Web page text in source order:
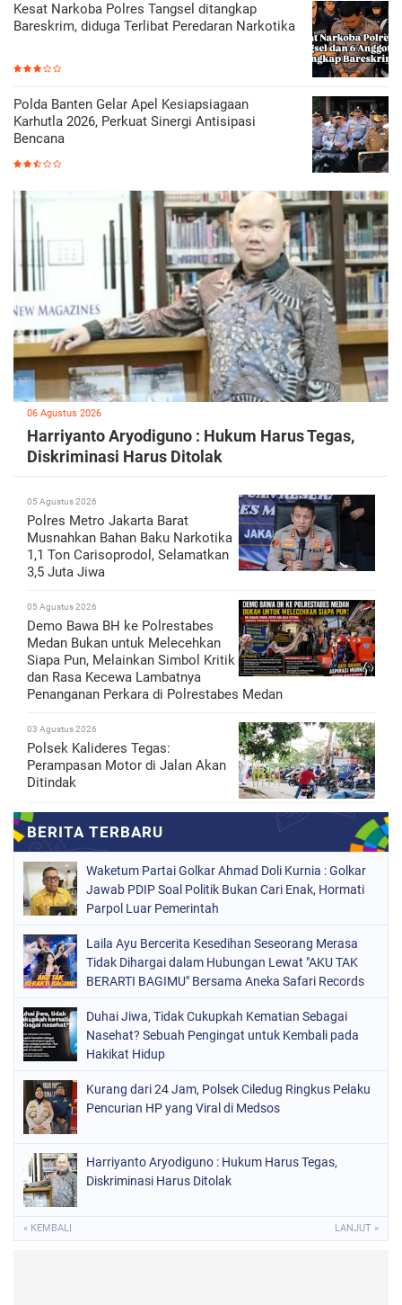
Kesat Narkoba Polres Tangsel ditangkap
Bareskrim, diduga Terlibat Peredaran Narkotika
Polda Banten Gelar Apel Kesiapsiagaan
Karhutla 2026, Perkuat Sinergi Antisipasi
Bencana
06 Agustus 2026
Harriyanto Aryodiguno : Hukum Harus Tegas,
Diskriminasi Harus Ditolak
05 Agustus 2026
Polres Metro Jakarta Barat
Musnahkan Bahan Baku Narkotika
1,1 Ton Carisoprodol, Selamatkan
3,5 Juta Jiwa
05 Agustus 2026
Demo Bawa BH ke Polrestabes
Medan Bukan untuk Melecehkan
Siapa Pun, Melainkan Simbol Kritik
dan Rasa Kecewa Lambatnya
Penanganan Perkara di Polrestabes Medan
03 Agustus 2026
Polsek Kalideres Tegas:
Perampasan Motor di Jalan Akan
Ditindak
Waketum Partai Golkar Ahmad Doli Kurnia : Golkar
Jawab PDIP Soal Politik Bukan Cari Enak, Hormati
Parpol Luar Pemerintah
Laila Ayu Bercerita Kesedihan Seseorang Merasa
Tidak Dihargai dalam Hubungan Lewat "AKU TAK
BERARTI BAGIMU" Bersama Aneka Safari Records
Duhai Jiwa, Tidak Cukupkah Kematian Sebagai
Nasehat? Sebuah Pengingat untuk Kembali pada
Hakikat Hidup
Kurang dari 24 Jam, Polsek Ciledug Ringkus Pelaku
Pencurian HP yang Viral di Medsos
Harriyanto Aryodiguno : Hukum Harus Tegas,
Diskriminasi Harus Ditolak
« KEMBALI LANJUT »